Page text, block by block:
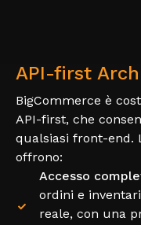
API-first
BigCommerce è
API-first, che
qualsiasi front-end.
offrono:
Accesso
ordini e
reale, con una